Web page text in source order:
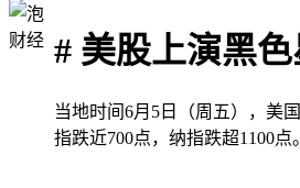
# 美股上演黑
当地时间6月5日（周五），美
指跌近700点，纳指跌超1100点。